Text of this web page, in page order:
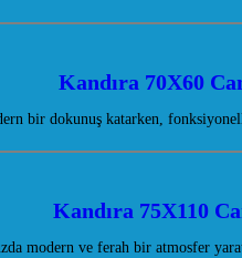
Kandıra 70X60
bir dokunuş katarken,
Kandıra 75X110
modern ve ferah bir atmosfer